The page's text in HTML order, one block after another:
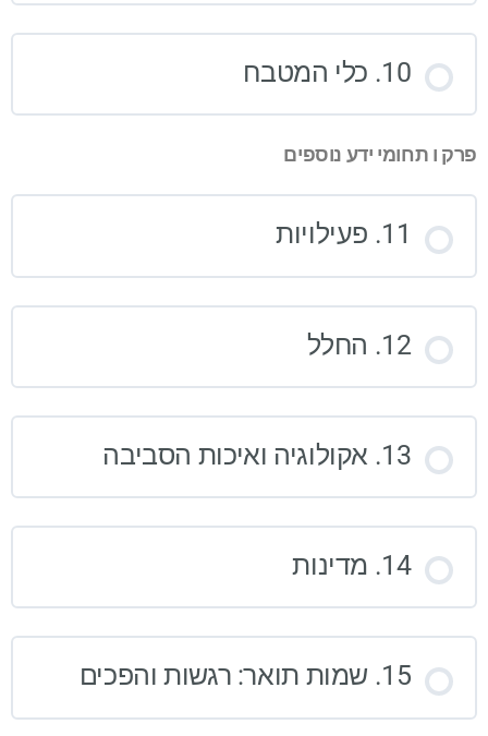
10. כלי המטבח
פרק ו תחומי ידע נוספים
11. פעילויות
12. החלל
13. אקולוגיה ואיכות הסביבה
14. מדינות
15. שמות תואר: רגשות והפכים